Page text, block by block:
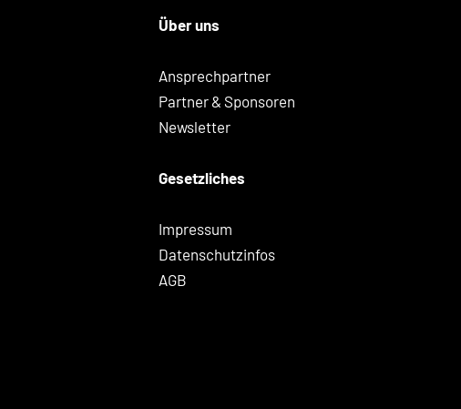
Über uns
Ansprechpartner
Partner & Sponsoren
Newsletter
Gesetzliches
Impressum
Datenschutzinfos
AGB